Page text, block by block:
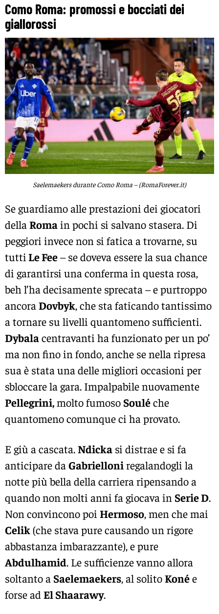
Como Roma: promossi e bocciati dei
giallorossi
Saelemaekers durante Como Roma – (RomaForever.it)
Se guardiamo alle prestazioni dei giocatori
della Romain pochi si salvano stasera. Di
peggiori invece non si fatica a trovarne, su
tutti Le Fee– se doveva essere la sua chance
di garantirsi una conferma in questa rosa,
beh l’ha decisamente sprecata – e purtroppo
ancora Dovbyk, che sta faticando tantissimo
a tornare su livelli quantomeno sufficienti.
Dybalacentravanti ha funzionato per un po’
ma non fino in fondo, anche se nella ripresa
sua è stata una delle migliori occasioni per
sbloccare la gara. Impalpabile nuovamente
Pellegrini,molto fumoso Souléche
quantomeno comunque ci ha provato.
E giù a cascata. Ndicka si distrae e si fa
anticipare da Gabrielloni regalandogli la
notte più bella della carriera ripensando a
quando non molti anni fa giocava in Serie D.
Non convincono poi Hermoso, men che mai
Celik (che stava pure causando un rigore
abbastanza imbarazzante), e pure
Abdulhamid. Le sufficienze vanno allora
soltanto a Saelemaekers, al solitoKonée
forse ad El Shaarawy.